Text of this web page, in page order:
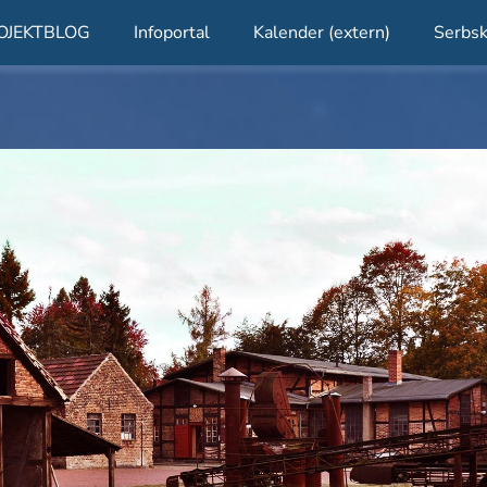
Infoportal Kalender (extern)